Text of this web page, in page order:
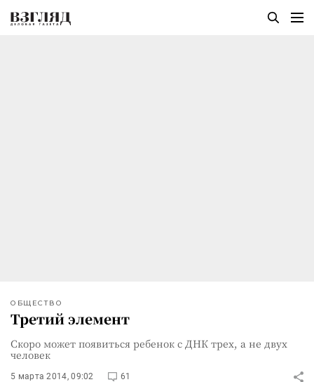
ОБЩЕСТВО
Третий элемент
Скоро может появиться ребенок с ДНК трех, а не двух
человек
5 марта 2014, 09:02 61